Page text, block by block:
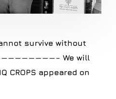
survive without
We will
CROPS appeared on